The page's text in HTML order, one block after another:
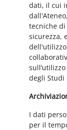
dati, il cui
tecniche
sicurezza,
degli Studi
I dati
per il